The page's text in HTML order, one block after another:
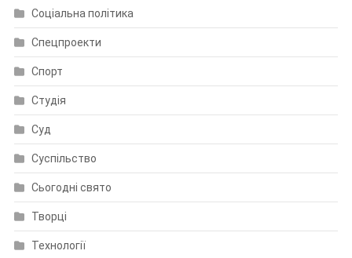
Соціальна політика
Спецпроекти
Спорт
Студія
Суд
Суспільство
Сьогодні свято
Творці
Технології